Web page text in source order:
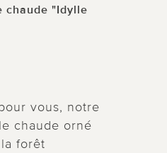
chaude "Idylle
vous, notre
chaude orné
forêt